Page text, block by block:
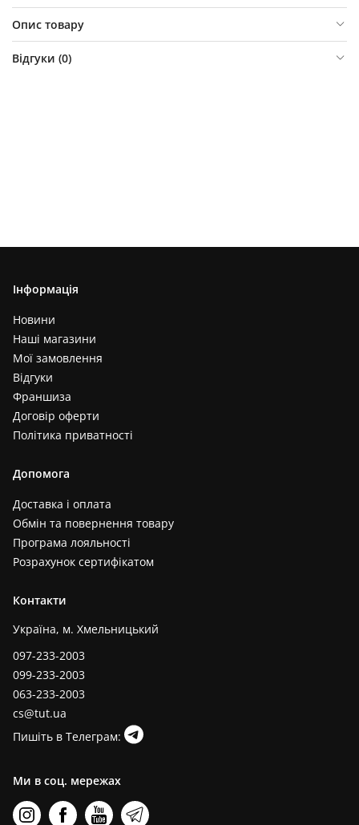
Опис товару
Відгуки (0)
Інформація
Новини
Наші магазини
Мої замовлення
Відгуки
Франшиза
Договір оферти
Політика приватності
Допомога
Доставка і оплата
Обмін та повернення товару
Програма лояльності
Розрахунок сертифікатом
Контакти
Україна, м. Хмельницький
097-233-2003
099-233-2003
063-233-2003
cs@tut.ua
Пишіть в Телеграм:
Ми в соц. мережах